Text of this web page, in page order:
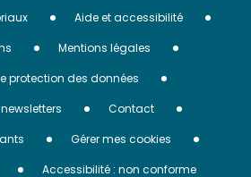
Aide et accessibilité
Mentions légales
protection des données
Contact
Gérer mes cookies
Accessibilité : non conforme